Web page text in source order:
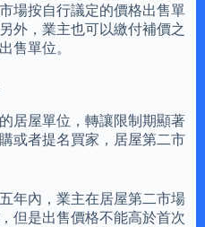
場按自行議定的價格出售單
外，業主也可以繳付補價之
售單位。
居屋單位，轉讓限制期顯著
或者提名買家，居屋第二市
年內，業主在居屋第二市場
但是出售價格不能高於首次